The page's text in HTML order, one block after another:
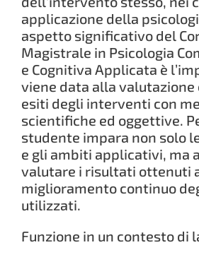
applicazione della
aspetto significativo del
Magistrale in Psicologia
e Cognitiva Applicata è
viene data alla valutazione
esiti degli interventi con
scientifiche ed oggettive.
studente impara non solo
e gli ambiti applicativi, ma
valutare i risultati ottenuti
miglioramento continuo
utilizzati.
Funzione in un contesto di